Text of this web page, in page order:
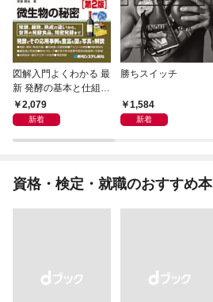
図解入門よくわかる 最
新 発酵の基本と仕組み
［第2版］
2,079
新着
勝ちスイッチ
1,584
新着
資格・検定・就職のおすすめ本